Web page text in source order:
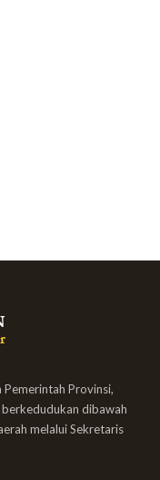
Pemerintah Provinsi,
dibawah
melalui Sekretaris